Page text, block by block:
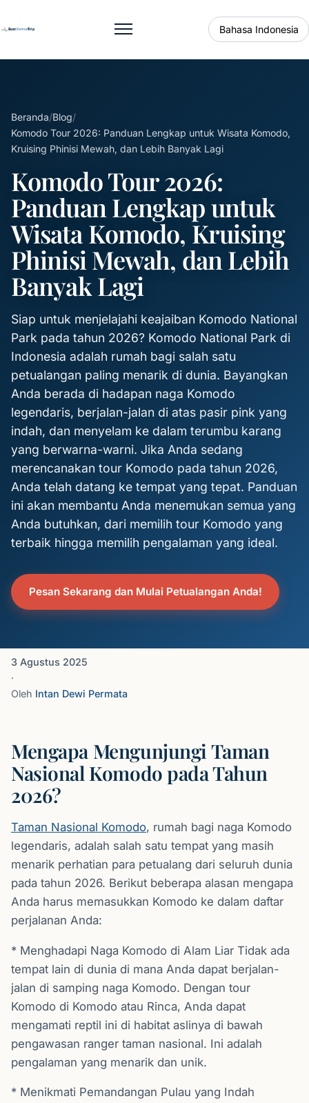
Buka menu Bahasa Indonesia
Beranda/Blog/
Komodo Tour 2026: Panduan Lengkap untuk Wisata Komodo,
Kruising Phinisi Mewah, dan Lebih Banyak Lagi
Komodo Tour 2026:
Panduan Lengkap untuk
Wisata Komodo, Kruising
Phinisi Mewah, dan Lebih
Banyak Lagi
Siap untuk menjelajahi keajaiban Komodo National
Park pada tahun 2026? Komodo National Park di
Indonesia adalah rumah bagi salah satu
petualangan paling menarik di dunia. Bayangkan
Anda berada di hadapan naga Komodo
legendaris, berjalan-jalan di atas pasir pink yang
indah, dan menyelam ke dalam terumbu karang
yang berwarna-warni. Jika Anda sedang
merencanakan tour Komodo pada tahun 2026,
Anda telah datang ke tempat yang tepat. Panduan
ini akan membantu Anda menemukan semua yang
Anda butuhkan, dari memilih tour Komodo yang
terbaik hingga memilih pengalaman yang ideal.
Pesan Sekarang dan Mulai Petualangan Anda!
3 Agustus 2025
·
Oleh Intan Dewi Permata
Mengapa Mengunjungi Taman
Nasional Komodo pada Tahun
2026?
Taman Nasional Komodo, rumah bagi naga Komodo
legendaris, adalah salah satu tempat yang masih
menarik perhatian para petualang dari seluruh dunia
pada tahun 2026. Berikut beberapa alasan mengapa
Anda harus memasukkan Komodo ke dalam daftar
perjalanan Anda:
* Menghadapi Naga Komodo di Alam Liar Tidak ada
tempat lain di dunia di mana Anda dapat berjalan-
jalan di samping naga Komodo. Dengan tour
Komodo di Komodo atau Rinca, Anda dapat
mengamati reptil ini di habitat aslinya di bawah
pengawasan ranger taman nasional. Ini adalah
pengalaman yang menarik dan unik.
* Menikmati Pemandangan Pulau yang Indah